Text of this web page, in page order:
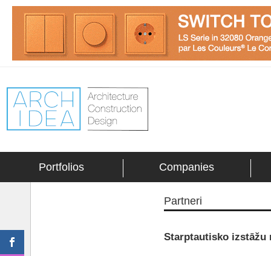
Portfolios Companies
Partneri
Starptautisko